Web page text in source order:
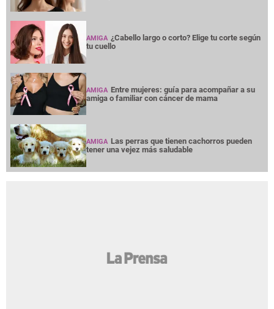
AMIGA ¿Cabello largo o corto? Elige tu corte según
tu cuello
AMIGA Entre mujeres: guía para acompañar a su
amiga o familiar con cáncer de mama
AMIGA Las perras que tienen cachorros pueden
tener una vejez más saludable